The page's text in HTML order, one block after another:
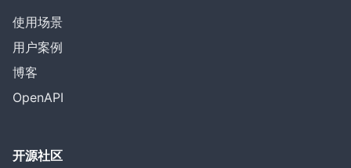
使用场景
用户案例
博客
OpenAPI
开源社区